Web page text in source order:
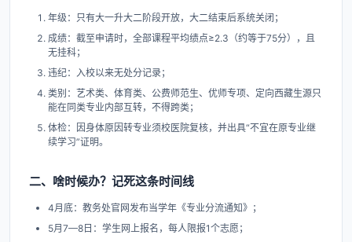
年级：只有大一升大二阶段开放，大二结束后系统关闭；
成绩：截至申请时，全部课程平均绩点≥2.3（约等于75分），且
无挂科；
违纪：入校以来无处分记录；
类别：艺术类、体育类、公费师范生、优师专项、定向西藏生源只
能在同类专业内部互转，不得跨类；
体检：因身体原因转专业须校医院复核，并出具“不宜在原专业继
续学习”证明。
二、啥时候办？记死这条时间线
4月底：教务处官网发布当学年《专业分流通知》；
5月7—8日：学生网上报名，每人限报1个志愿；